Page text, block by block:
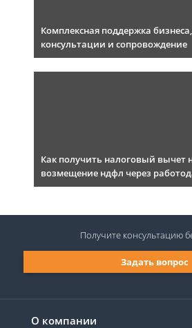
Комплексная поддержка
консультации и сопровождение
Как получить налоговый вычет
возмещение ндфл через
О компании
Задать вопрос
Получите консультацию